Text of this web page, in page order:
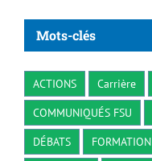
Mots-clés
ACTIONS Carrière
COMMUNIQUÉS FSU
DÉBATS
FORMATION